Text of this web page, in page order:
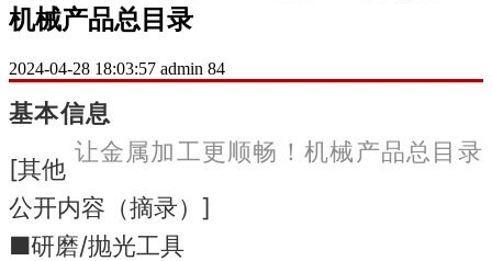
机械产品总目录
2024-04-28 18:03:57 admin 84
基本信息
让金属加工更顺畅！机械产品总目录
[其他
公开内容（摘录）]
■研磨/抛光工具